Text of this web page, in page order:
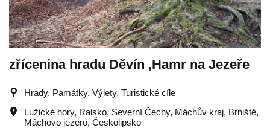
zřícenina hradu Děvín ,Hamr na Jezeře
Hrady, Památky, Výlety, Turistické cíle
Lužické hory, Ralsko, Severní Čechy, Máchův kraj, Brniště,
Máchovo jezero, Českolipsko